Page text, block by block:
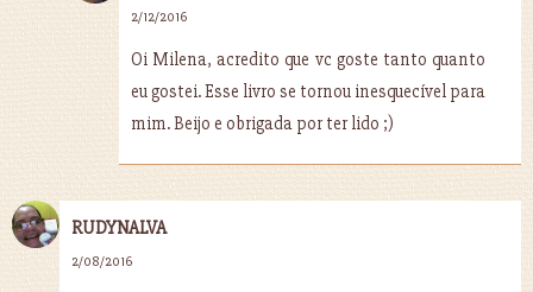
2/12/2016
Oi Milena, acredito que vc goste tanto quanto
eu gostei. Esse livro se tornou inesquecível para
mim. Beijo e obrigada por ter lido ;)
RUDYNALVA
2/08/2016